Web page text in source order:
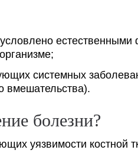
естественными
системных
вмешательства).
болезни?
уязвимости костной